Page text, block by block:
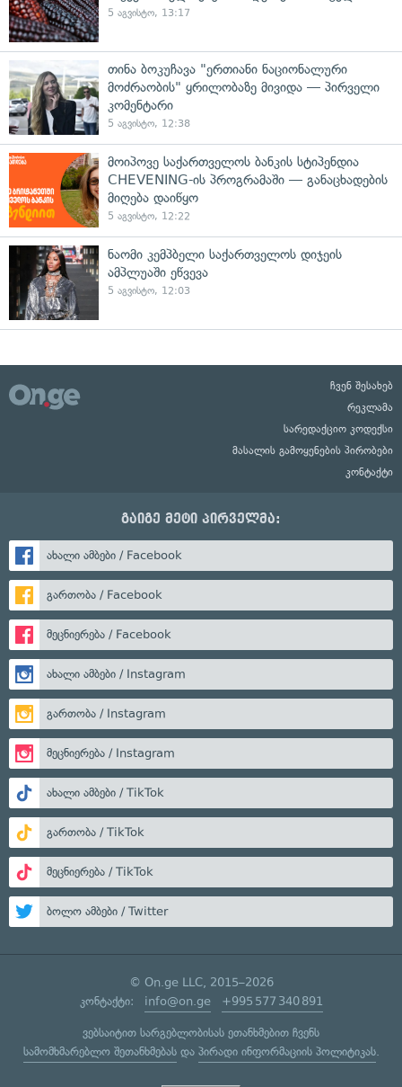
5 აგვისტო, 13:17
თინა ბოკუჩავა "ერთიანი ნაციონალური
მოძრაობის" ყრილობაზე მივიდა — პირველი
კომენტარი
5 აგვისტო, 12:38
მოიპოვე საქართველოს ბანკის სტიპენდია
CHEVENING-ის პროგრამაში — განაცხადების
მიღება დაიწყო
5 აგვისტო, 12:22
ნაომი კემპბელი საქართველოს დიჯეის
ამპლუაში ეწვევა
5 აგვისტო, 12:03
ჩვენ შესახებ
რეკლამა
სარედაქციო კოდექსი
მასალის გამოყენების პირობები
კონტაქტი
გაიგე მეტი პირველმა:
ახალი ამბები / Facebook
გართობა / Facebook
მეცნიერება / Facebook
ახალი ამბები / Instagram
გართობა / Instagram
მეცნიერება / Instagram
ახალი ამბები / TikTok
გართობა / TikTok
მეცნიერება / TikTok
ბოლო ამბები / Twitter
© On.ge LLC, 2015–2026
კონტაქტი: info@on.ge +995 577 340 891
ვებსაიტით სარგებლობისას ეთანხმებით ჩვენს
სამომხმარებლო შეთანხმებასდა პირადი ინფორმაციის პოლიტიკას.